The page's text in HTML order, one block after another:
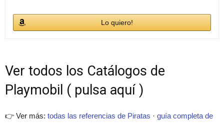
Lo quiero!
Ver todos los Catálogos de
Playmobil ( pulsa aquí )
👉 Ver más: todas las referencias de Piratas · guía completa de